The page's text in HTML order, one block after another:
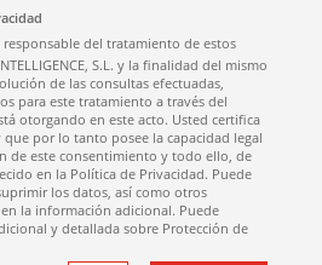
del tratamiento de estos
S.L. y la finalidad del mismo
de las consultas efectuadas,
para este tratamiento a través del
otorgando en este acto. Usted certifica
por lo tanto posee la capacidad legal
de este consentimiento y todo ello, de
en la Política de Privacidad. Puede
los datos, así como otros
la información adicional. Puede
y detallada sobre Protección de